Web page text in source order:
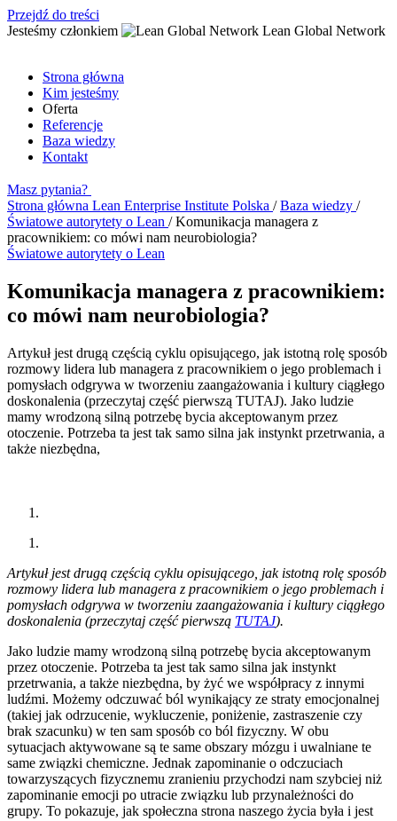
Przejdź do treści
Jesteśmy członkiem
Lean Global Network
Strona główna
Kim jesteśmy
Oferta
Referencje
Baza wiedzy
Kontakt
Masz pytania?
Strona główna Lean Enterprise Institute Polska /Baza wiedzy /
Światowe autorytety o Lean /Komunikacja managera z
pracownikiem: co mówi nam neurobiologia?
Światowe autorytety o Lean
Komunikacja managera z pracownikiem:
co mówi nam neurobiologia?
Artykuł jest drugą częścią cyklu opisującego, jak istotną rolę sposób
rozmowy lidera lub managera z pracownikiem o jego problemach i
pomysłach odgrywa w tworzeniu zaangażowania i kultury ciągłego
doskonalenia (przeczytaj część pierwszą TUTAJ). Jako ludzie
mamy wrodzoną silną potrzebę bycia akceptowanym przez
otoczenie. Potrzeba ta jest tak samo silna jak instynkt przetrwania, a
także niezbędna,
Artykuł jest drugą częścią cyklu opisującego, jak istotną rolę sposób
rozmowy lidera lub managera z pracownikiem o jego problemach i
pomysłach odgrywa w tworzeniu zaangażowania i kultury ciągłego
doskonalenia (przeczytaj część pierwszą TUTAJ).
Jako ludzie mamy wrodzoną silną potrzebę bycia akceptowanym
przez otoczenie. Potrzeba ta jest tak samo silna jak instynkt
przetrwania, a także niezbędna, by żyć we współpracy z innymi
ludźmi. Możemy odczuwać ból wynikający ze straty emocjonalnej
(takiej jak odrzucenie, wykluczenie, poniżenie, zastraszenie czy
brak szacunku) w ten sam sposób co ból fizyczny. W obu
sytuacjach aktywowane są te same obszary mózgu i uwalniane te
same związki chemiczne. Jednak zapominanie o odczuciach
towarzyszących fizycznemu zranieniu przychodzi nam szybciej niż
zapominanie emocji po utracie związku lub przynależności do
grupy. To pokazuje, jak społeczna strona naszego życia była i jest